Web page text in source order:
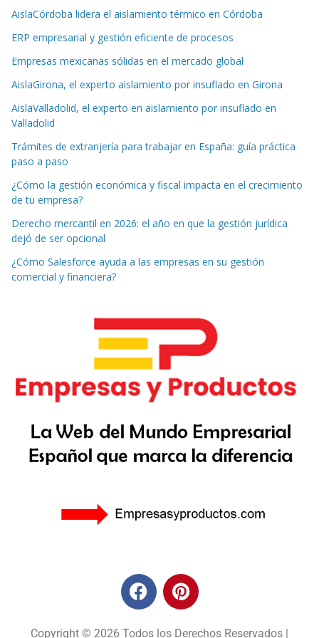
AislaCórdoba lidera el aislamiento térmico en Córdoba
ERP empresarial y gestión eficiente de procesos
Empresas mexicanas sólidas en el mercado global
AislaGirona, el experto aislamiento por insuflado en Girona
AislaValladolid, el experto en aislamiento por insuflado en
Valladolid
Trámites de extranjería para trabajar en España: guía práctica
paso a paso
¿Cómo la gestión económica y fiscal impacta en el crecimiento
de tu empresa?
Derecho mercantil en 2026: el año en que la gestión jurídica
dejó de ser opcional
¿Cómo Salesforce ayuda a las empresas en su gestión
comercial y financiera?
Copyright © 2026 Todos los Derechos Reservados |